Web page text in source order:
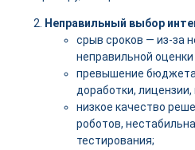
Неправильный выбор
срыв сроков — из-за
неправильной
превышение
доработки,
низкое качество
роботов,
тестирования;